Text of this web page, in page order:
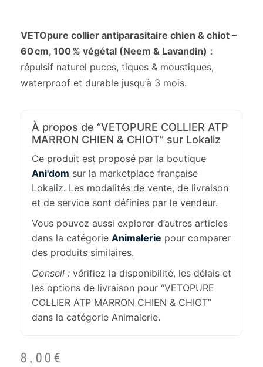
VETOpure collier antiparasitaire chien & chiot –
60 cm, 100 % végétal (Neem & Lavandin) :
répulsif naturel puces, tiques & moustiques,
waterproof et durable jusqu’à 3 mois.
À propos de “VETOPURE COLLIER ATP
MARRON CHIEN & CHIOT” sur Lokaliz
Ce produit est proposé par la boutique
Ani'dom sur la marketplace française
Lokaliz. Les modalités de vente, de livraison
et de service sont définies par le vendeur.
Vous pouvez aussi explorer d’autres articles
dans la catégorie Animalerie pour comparer
des produits similaires.
Conseil : vérifiez la disponibilité, les délais et
les options de livraison pour “VETOPURE
COLLIER ATP MARRON CHIEN & CHIOT”
dans la catégorie Animalerie.
8,00€